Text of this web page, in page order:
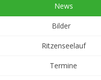
News
Bilder
Ritzenseelauf
Termine